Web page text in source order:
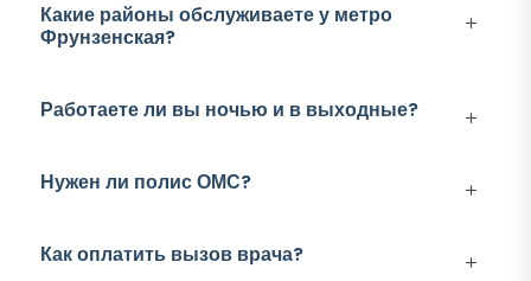
Какие районы обслуживаете у метро
Фрунзенская?
Работаете ли вы ночью и в выходные?
Нужен ли полис ОМС?
Как оплатить вызов врача?